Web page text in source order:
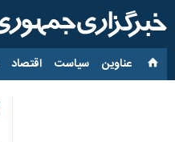
عناوین‌ سیاست اقتصاد